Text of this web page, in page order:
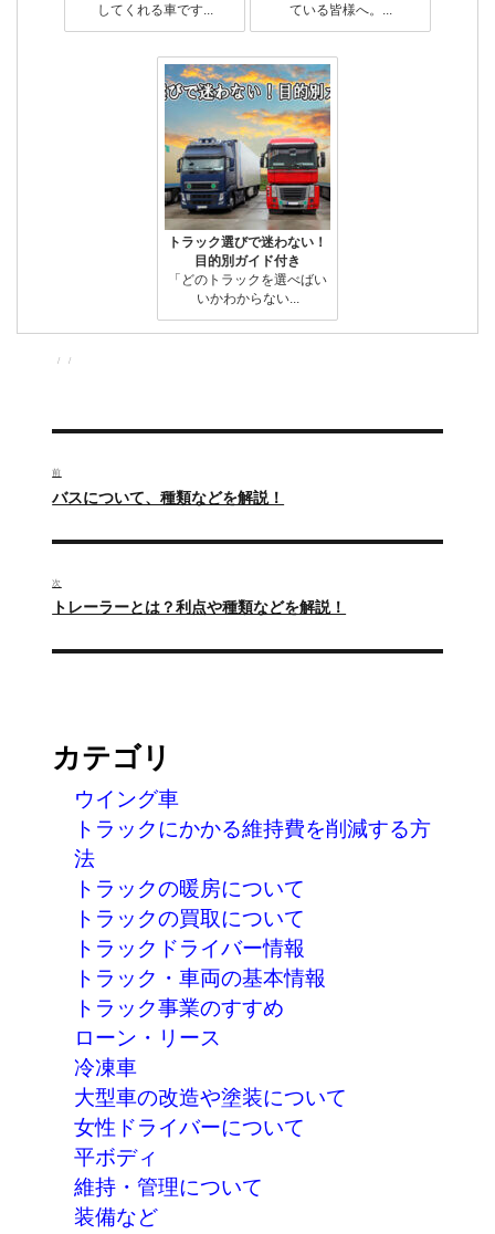
してくれる車です...
ている皆様へ。...
トラック選びで迷わない！
目的別ガイド付き
「どのトラックを選べばい
いかわからない...
投
投
稿
ビ
ゲ
シ
ン
前
過
の
稿:
バスについて、種類などを解説！
次
次
投
トレーラーとは？利点や種類などを解説！
カテゴリ
ウイング車
トラックにかかる維持費を削減する方
法
トラックの暖房について
トラックの買取について
トラックドライバー情報
トラック・車両の基本情報
トラック事業のすすめ
ローン・リース
冷凍車
大型車の改造や塗装について
女性ドライバーについて
平ボディ
維持・管理について
装備など